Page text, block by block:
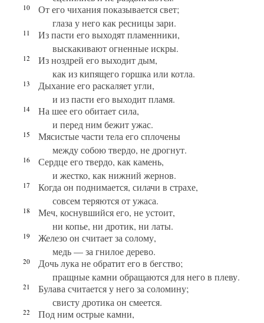
10
От его чихания показывается свет;
глаза у него как ресницы зари.
11
Из пасти его выходят пламенники,
выскакивают огненные искры.
12
Из ноздрей его выходит дым,
как из кипящего горшка или котла.
13
Дыхание его раскаляет угли,
и из пасти его выходит пламя.
14
На шее его обитает сила,
и перед ним бежит ужас.
15
Мясистые части тела его сплочены
между собою твердо, не дрогнут.
16
Сердце его твердо, как камень,
и жестко, как нижний жернов.
17
Когда он поднимается, силачи в страхе,
совсем теряются от ужаса.
18
Меч, коснувшийся его, не устоит,
ни копье, ни дротик, ни латы.
19
Железо он считает за солому,
медь — за гнилое дерево.
20
Дочь лука не обратит его в бегство;
пращные камни обращаются для него в плеву.
21
Булава считается у него за соломину;
свисту дротика он смеется.
22
Под ним острые камни,